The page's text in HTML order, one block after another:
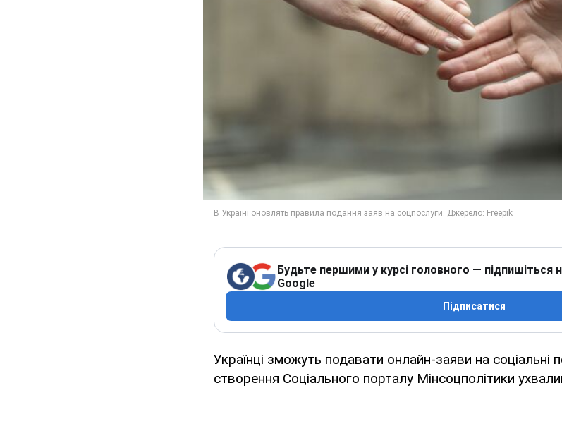
Будьте першими у курсі головного — підпишіться
Google
Підписатися
Українці зможуть подавати онлайн-заяви на соціальні
створення Соціального порталу Мінсоцполітики